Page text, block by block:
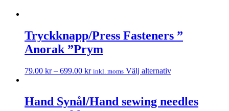
Tryckknapp/Press Fasteners ”
Anorak ”Prym
79.00 kr– 699.00 kr inkl. moms Välj alternativ
Hand Synål/Hand sewing needles